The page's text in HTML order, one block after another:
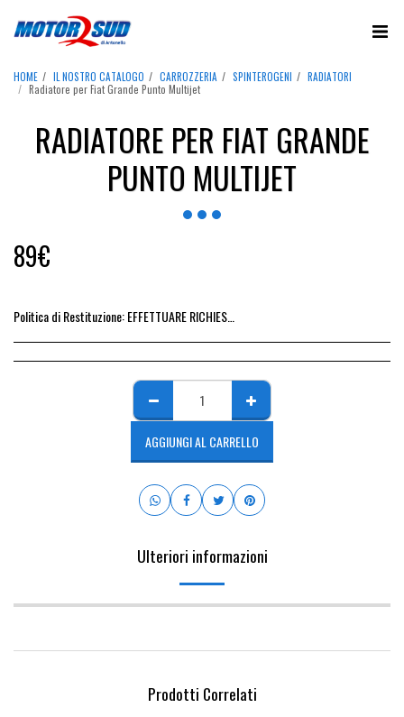
HOME IL NOSTRO CATALOGO CARROZZERIA SPINTEROGENI
RADIATORI
Radiatore per Fiat Grande Punto Multijet
RADIATORE PER FIAT GRANDE
PUNTO MULTIJET
89€
Politica di Restituzione:EFFETTUARE RICHIESTA DI RESO ENTRO 14 GIORNI DALL&#039;ACQUISTO DEL RICAMBIO, IL RIMBORSO VIENE EMESSO ALLA CONSEGNA DEL RICAMBIO IN SEDE.
AGGIUNGI AL CARRELLO
Ulteriori informazioni
Prodotti Correlati